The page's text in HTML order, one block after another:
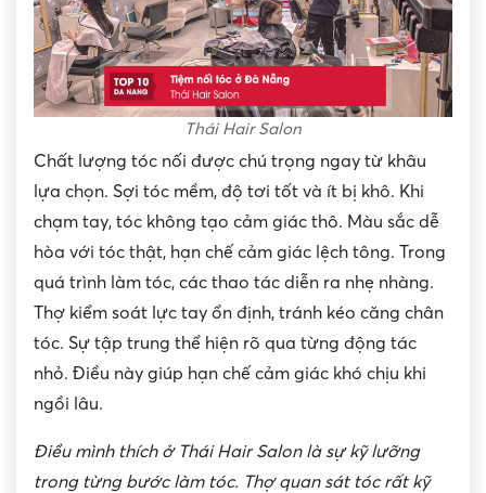
Thái Hair Salon
Chất lượng tóc nối được chú trọng ngay từ khâu
lựa chọn. Sợi tóc mềm, độ tơi tốt và ít bị khô. Khi
chạm tay, tóc không tạo cảm giác thô. Màu sắc dễ
hòa với tóc thật, hạn chế cảm giác lệch tông. Trong
quá trình làm tóc, các thao tác diễn ra nhẹ nhàng.
Thợ kiểm soát lực tay ổn định, tránh kéo căng chân
tóc. Sự tập trung thể hiện rõ qua từng động tác
nhỏ. Điều này giúp hạn chế cảm giác khó chịu khi
ngồi lâu.
Điều mình thích ở Thái Hair Salon là sự kỹ lưỡng
trong từng bước làm tóc. Thợ quan sát tóc rất kỹ